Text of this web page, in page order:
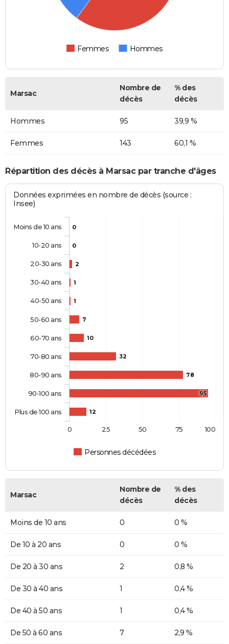
Femmes Hommes
Marsac
Nombre de
décès
% des
décès
Hommes 95 39,9 %
Femmes 143 60,1 %
Répartition des décès à Marsac par tranche d'âges
Données exprimées en nombre de décès (source :
Insee)
0
0
2
1
1
7
10
32
78
95
12
Personnes décédées
Moins de 10 ans
10-20 ans
20-30 ans
30-40 ans
40-50 ans
50-60 ans
60-70 ans
70-80 ans
80-90 ans
90-100 ans
Plus de 100 ans
0 100
25 50 75
Marsac
Nombre de
décès
% des
décès
Moins de 10 ans 0 0 %
De 10 à 20 ans 0 0 %
De 20 à 30 ans 2 0,8 %
De 30 à 40 ans 1 0,4 %
De 40 à 50 ans 1 0,4 %
De 50 à 60 ans 7 2,9 %